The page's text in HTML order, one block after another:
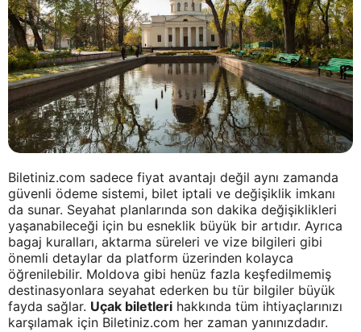
Biletiniz.com sadece fiyat avantajı değil aynı zamanda
güvenli ödeme sistemi, bilet iptali ve değişiklik imkanı
da sunar. Seyahat planlarında son dakika değişiklikleri
yaşanabileceği için bu esneklik büyük bir artıdır. Ayrıca
bagaj kuralları, aktarma süreleri ve vize bilgileri gibi
önemli detaylar da platform üzerinden kolayca
öğrenilebilir. Moldova gibi henüz fazla keşfedilmemiş
destinasyonlara seyahat ederken bu tür bilgiler büyük
fayda sağlar. Uçak biletleri hakkında tüm ihtiyaçlarınızı
karşılamak için Biletiniz.com her zaman yanınızdadır.